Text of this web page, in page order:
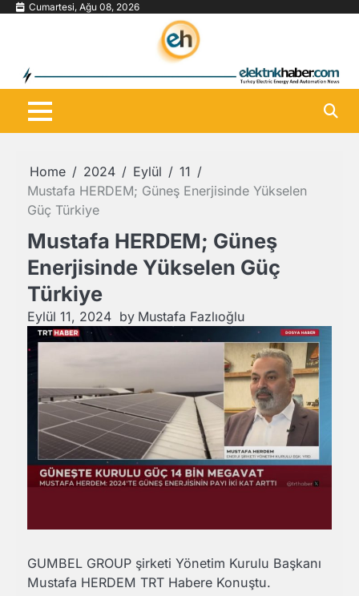
Skip Cumartesi, Ağu 08, 2026
Home 2024 Eylül
11
Mustafa HERDEM; Güneş Enerjisinde Yükselen
Güç Türkiye
Mustafa HERDEM; Güneş
Enerjisinde Yükselen Güç
Türkiye
Eylül 11, 2024 by Mustafa Fazlıoğlu
GUMBEL GROUP şirketi Yönetim Kurulu Başkanı
Mustafa HERDEM TRT Habere Konuştu.